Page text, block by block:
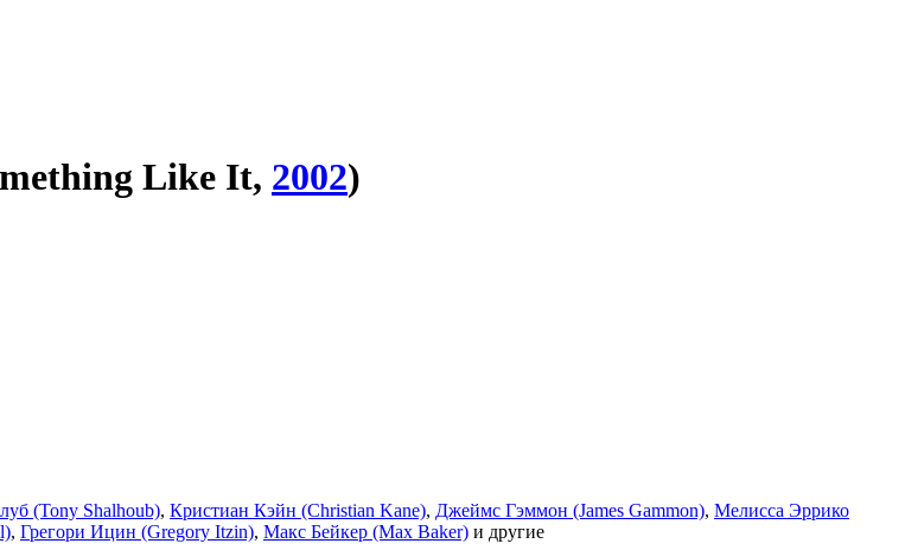
Like It, 2002)
(Tony Shalhoub), Кристиан Кэйн (Christian Kane), Джеймс Гэммон (James Gammon), Мелисса Эррико
, Грегори Ицин (Gregory Itzin), Макс Бейкер (Max Baker) и другие